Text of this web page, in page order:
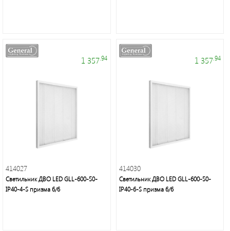
1 357.94
414027
Светильник ДВО LED GLL-600-50-
IP40-4-S призма 6/6
1 357.94
414030
Светильник ДВО LED GLL-600-50-
IP40-6-S призма 6/6